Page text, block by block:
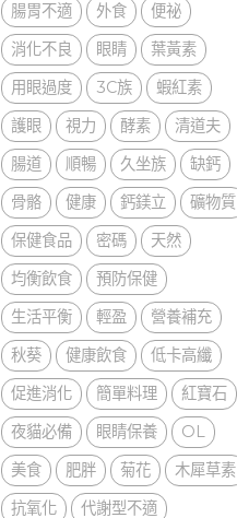
腸胃不適
外食
便祕
消化不良
眼睛
葉黃素
用眼過度
3C族
蝦紅素
護眼
視力 酵素
清道夫
腸道
順暢 久坐族
缺鈣
骨骼
健康 鈣鎂立
礦物質
保健食品
密碼
天然
均衡飲食
預防保健
生活平衡
輕盈
營養補充
秋葵
健康飲食
低卡高纖
促進消化
簡單料理
紅寶石
夜貓必備
眼睛保養
OL
美食
肥胖 菊花
木犀草素
抗氧化
代謝型不適